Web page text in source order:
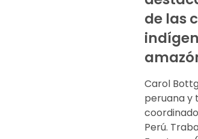
de las
Carol
peruana y
Perú.